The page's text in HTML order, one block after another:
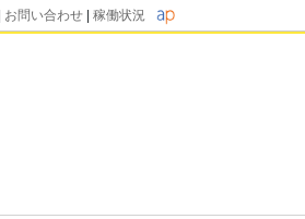
お問い合わせ 稼働状況